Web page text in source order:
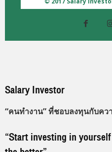
Salary Investor
“คนทำงาน” ที่ชอบลงทุนกับคว
“Start investing in